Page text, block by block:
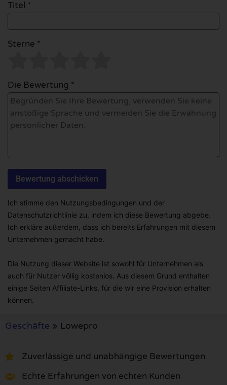
Titel *
Sterne *
Die Bewertung *
Ich stimme den Nutzungsbedingungen und der
Datenschutzrichtlinie zu, indem ich diese Bewertung abgebe.
Ich erkläre außerdem, dass ich bereits Erfahrungen mit diesem
Unternehmen gemacht habe.
Die Nutzung dieser Website ist sowohl für Unternehmen als
auch für Nutzer völlig kostenlos. Aus diesem Grund enthalten
einige Seiten Affiliate-Links, für die wir eine Provision erhalten
können.
Geschäfte » Lowepro
Zuverlässige und unabhängige Bewertungen
Echte Erfahrungen von echten Kunden